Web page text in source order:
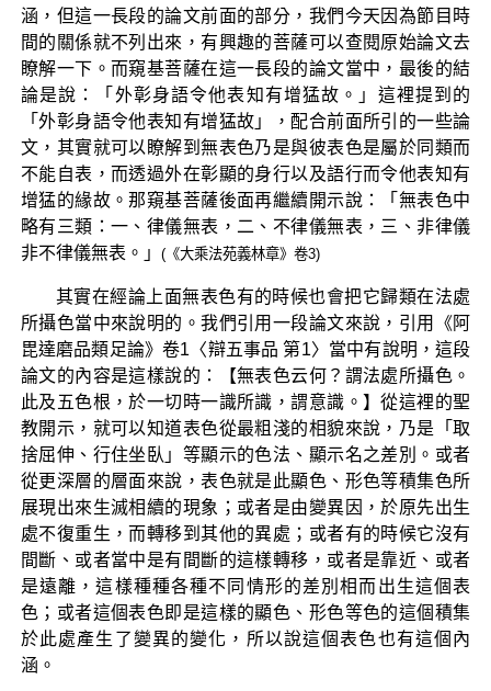
涵，但這一長段的論文前面的部分，我們今天因為節目時
間的關係就不列出來，有興趣的菩薩可以查閱原始論文去
瞭解一下。而窺基菩薩在這一長段的論文當中，最後的結
論是說：「外彰身語令他表知有增猛故。」這裡提到的
「外彰身語令他表知有增猛故」，配合前面所引的一些論
文，其實就可以瞭解到無表色乃是與彼表色是屬於同類而
不能自表，而透過外在彰顯的身行以及語行而令他表知有
增猛的緣故。那窺基菩薩後面再繼續開示說：「無表色中
略有三類：一、律儀無表，二、不律儀無表，三、非律儀
非不律儀無表。」 (《大乘法苑義林章》卷3)
其實在經論上面無表色有的時候也會把它歸類在法處
所攝色當中來說明的。我們引用一段論文來說，引用《阿
毘達磨品類足論》卷1〈辯五事品 第1〉當中有說明，這段
論文的內容是這樣說的：【無表色云何？謂法處所攝色。
此及五色根，於一切時一識所識，謂意識。】從這裡的聖
教開示，就可以知道表色從最粗淺的相貌來說，乃是「取
捨屈伸、行住坐臥」等顯示的色法、顯示名之差別。或者
從更深層的層面來說，表色就是此顯色、形色等積集色所
展現出來生滅相續的現象；或者是由變異因，於原先出生
處不復重生，而轉移到其他的異處；或者有的時候它沒有
間斷、或者當中是有間斷的這樣轉移，或者是靠近、或者
是遠離，這樣種種各種不同情形的差別相而出生這個表
色；或者這個表色即是這樣的顯色、形色等色的這個積集
於此處產生了變異的變化，所以說這個表色也有這個內
涵。